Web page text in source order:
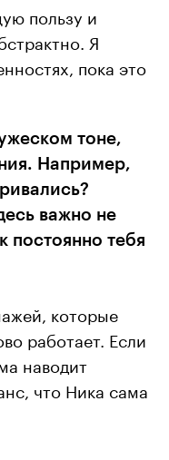
пользу и
Я
пока это
тоне,
Например,
важно не
постоянно тебя
которые
работает. Если
наводит
что Ника сама